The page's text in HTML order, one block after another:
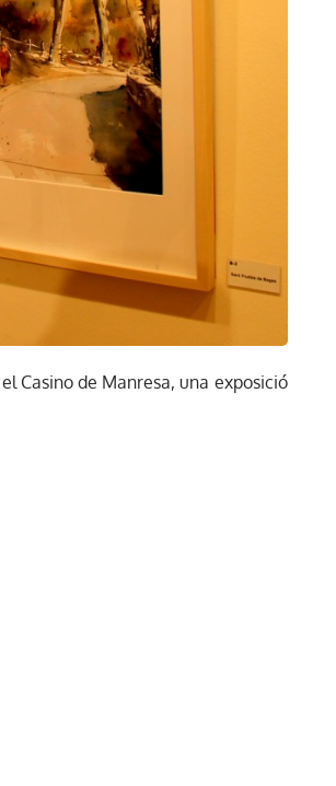
Casino de Manresa, una exposició